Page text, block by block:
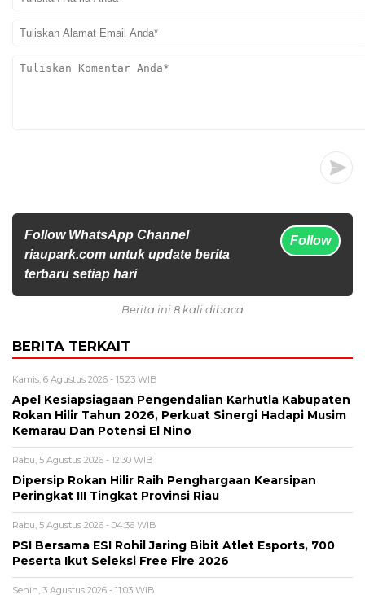
Follow WhatsApp Channel
riaupark.com untuk update berita
terbaru setiap hari
Follow
Berita ini 8 kali dibaca
BERITA TERKAIT
Kamis, 6 Agustus 2026 - 15:23 WIB
Apel Kesiapsiagaan Pengendalian Karhutla Kabupaten
Rokan Hilir Tahun 2026, Perkuat Sinergi Hadapi Musim
Kemarau Dan Potensi El Nino
Rabu, 5 Agustus 2026 - 12:30 WIB
Dipersip Rokan Hilir Raih Penghargaan Kearsipan
Peringkat III Tingkat Provinsi Riau
Rabu, 5 Agustus 2026 - 04:36 WIB
PSI Bersama ESI Rohil Jaring Bibit Atlet Esports, 700
Peserta Ikut Seleksi Free Fire 2026
Senin, 3 Agustus 2026 - 11:03 WIB